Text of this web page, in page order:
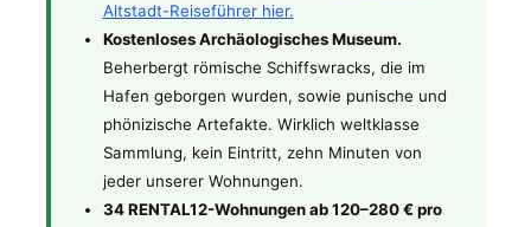
Altstadt-Reiseführer hier.
Kostenloses Archäologisches Museum.
Beherbergt römische Schiffswracks, die im
Hafen geborgen wurden, sowie punische und
phönizische Artefakte. Wirklich weltklasse
Sammlung, kein Eintritt, zehn Minuten von
jeder unserer Wohnungen.
34 RENTAL12-Wohnungen ab 120–280 € pro